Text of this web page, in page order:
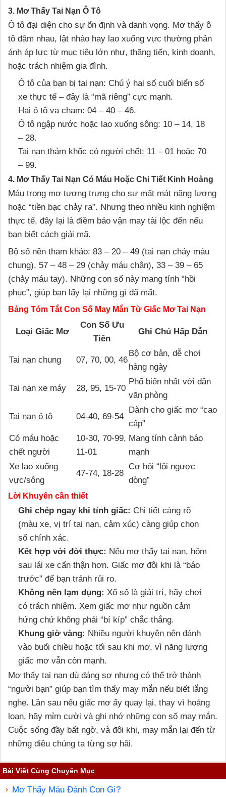
3. Mơ Thấy Tai Nạn Ô Tô
Ô tô đại diện cho sự ổn định và danh vọng. Mơ thấy ô
tô đâm nhau, lật nhào hay lao xuống vực thường phản
ánh áp lực từ mục tiêu lớn như, thăng tiến, kinh doanh,
hoặc trách nhiệm gia đình.
Ô tô của bạn bị tai nạn: Chú ý hai số cuối biển số
xe thực tế – đây là “mã riêng” cực mạnh.
Hai ô tô va chạm: 04 – 40 – 46.
Ô tô ngập nước hoặc lao xuống sông: 10 – 14, 18
– 28.
Tai nạn thảm khốc có người chết: 11 – 01 hoặc 70
– 99.
4. Mơ Thấy Tai Nạn Có Máu Hoặc Chi Tiết Kinh Hoàng
Máu trong mơ tượng trưng cho sự mất mát năng lượng
hoặc “tiền bạc chảy ra”. Nhưng theo nhiều kinh nghiệm
thực tế, đây lại là điềm báo vận may tài lộc đến nếu
bạn biết cách giải mã.
Bộ số nên tham khảo: 83 – 20 – 49 (tai nạn chảy máu
chung), 57 – 48 – 29 (chảy máu chân), 33 – 39 – 65
(chảy máu tay). Những con số này mang tính “hồi
phục”, giúp bạn lấy lại những gì đã mất.
Bảng Tóm Tắt Con Số May Mắn Từ Giấc Mơ Tai Nạn
Loại Giấc Mơ
Con Số Ưu
Tiên
Ghi Chú Hấp Dẫn
Tai nạn chung 07, 70, 00, 46
Bộ cơ bản, dễ chơi
hàng ngày
Tai nạn xe máy 28, 95, 15-70
Phổ biến nhất với dân
văn phòng
Tai nạn ô tô 04-40, 69-54
Dành cho giấc mơ “cao
cấp”
Có máu hoặc
chết người
10-30, 70-99,
11-01
Mang tính cảnh báo
mạnh
Xe lao xuống
vực/sông
47-74, 18-28
Cơ hội “lội ngược
dòng”
Lời Khuyên cần thiết
Ghi chép ngay khi tỉnh giấc: Chi tiết càng rõ
(màu xe, vị trí tai nạn, cảm xúc) càng giúp chọn
số chính xác.
Kết hợp với đời thực: Nếu mơ thấy tai nạn, hôm
sau lái xe cẩn thận hơn. Giấc mơ đôi khi là “báo
trước” để bạn tránh rủi ro.
Không nên lạm dụng: Xổ số là giải trí, hãy chơi
có trách nhiệm. Xem giấc mơ như nguồn cảm
hứng chứ không phải “bí kíp” chắc thắng.
Khung giờ vàng: Nhiều người khuyên nên đánh
vào buổi chiều hoặc tối sau khi mơ, vì năng lượng
giấc mơ vẫn còn mạnh.
Mơ thấy tai nạn dù đáng sợ nhưng có thể trở thành
“người bạn” giúp bạn tìm thấy may mắn nếu biết lắng
nghe. Lần sau nếu giấc mơ ấy quay lại, thay vì hoảng
loạn, hãy mỉm cười và ghi nhớ những con số may mắn.
Cuộc sống đầy bất ngờ, và đôi khi, may mắn lại đến từ
những điều chúng ta từng sợ hãi.
Bài Viết Cùng Chuyên Mục
Mơ Thấy Máu Đánh Con Gì?